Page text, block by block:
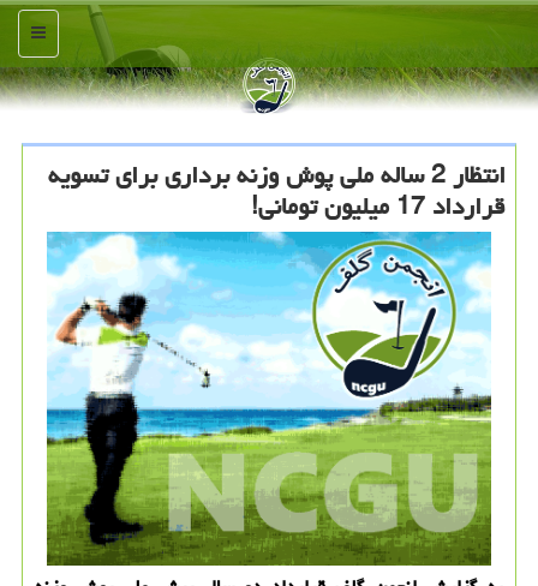
منو
انتظار 2 ساله ملی پوش وزنه برداری برای تسویه
قرارداد 17 میلیون تومانی!